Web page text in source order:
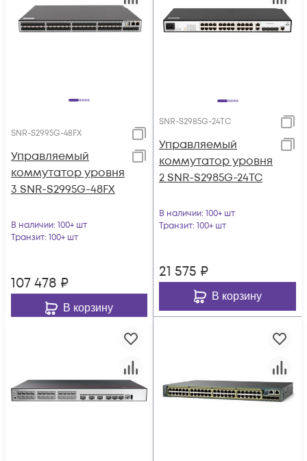
SNR-S2995G-48FX
Управляемый
коммутатор уровня
3 SNR-S2995G-48FX
В наличии: 100+ шт
Транзит: 100+ шт
107 478 ₽
В корзину
SNR-S2985G-24TC
Управляемый
коммутатор уровня
2 SNR-S2985G-24TC
В наличии: 100+ шт
Транзит: 100+ шт
21 575 ₽
В корзину